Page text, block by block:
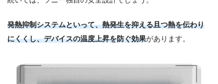
発熱抑制システムといって、熱発生を抑える且つ熱を伝わり
にくくし、デバイスの温度上昇を防ぐ効果があります。